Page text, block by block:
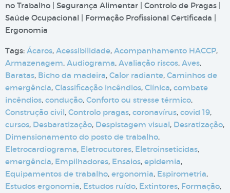
no Trabalho | Segurança Alimentar | Controlo de Pragas |
Saúde Ocupacional | Formação Profissional Certificada |
Ergonomia
Tags: Ácaros, Acessibilidade, Acompanhamento HACCP,
Armazenagem, Audiograma, Avaliação riscos, Aves,
Baratas, Bicho da madeira, Calor radiante, Caminhos de
emergência, Classificação incêndios, Clínica, combate
incêndios, condução, Conforto ou stresse térmico,
Construção civil, Controlo pragas, coronavírus, covid 19,
cursos, Desbaratização, Despistagem visual, Desratização,
Dimensionamento do posto de trabalho,
Eletrocardiograma, Eletrocutores, Eletroinseticidas,
emergência, Empilhadores, Ensaios, epidemia,
Equipamentos de trabalho, ergonomia, Espirometria,
Estudos ergonomia, Estudos ruído, Extintores, Formação,